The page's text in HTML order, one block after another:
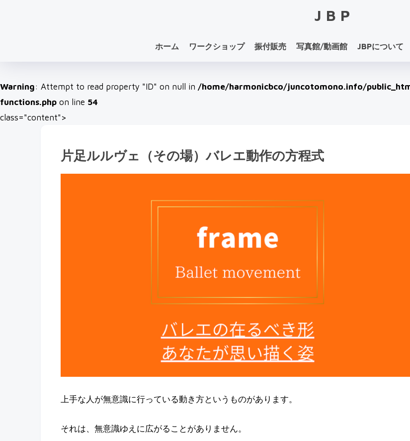
JBP
ホーム ワークショップ 振付販売 写真館/動画館 JBPについて
Warning: Attempt to read property "ID" on null in /home/harmonicbco/juncotomono.info/
functions.php on line 54
class="content">
片足ルルヴェ（その場）バレエ動作の方程式
上手な人が無意識に行っている動き方というものがあります。
それは、無意識ゆえに広がることがありません。